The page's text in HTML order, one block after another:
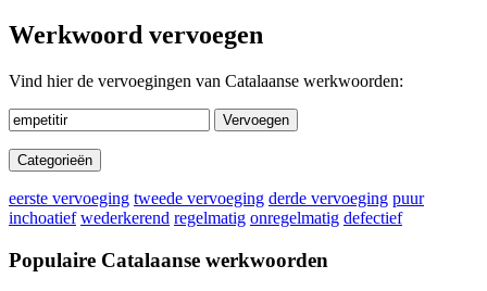
Werkwoord vervoegen
Vind hier de vervoegingen van Catalaanse werkwoorden:
Vervoegen
Categorieën
eerste vervoeging tweede vervoeging derde vervoeging puur
inchoatief wederkerend regelmatig onregelmatig defectief
Populaire Catalaanse werkwoorden